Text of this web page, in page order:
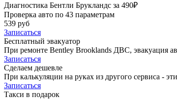
Диагностика Бентли Брукландс за 490₽
Проверка авто по 43 параметрам
539 руб
Записаться
Бесплатный эвакуатор
При ремонте Bentley Brooklands ДВС, эвакуация
Записаться
Сделаем дешевле
При калькуляции на руках из другого сервиса -
Записаться
Такси в подарок